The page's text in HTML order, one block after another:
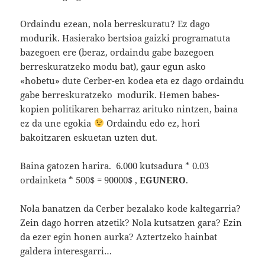
Ordaindu ezean, nola berreskuratu? Ez dago
modurik. Hasierako bertsioa gaizki programatuta
bazegoen ere (beraz, ordaindu gabe bazegoen
berreskuratzeko modu bat), gaur egun asko
«hobetu» dute Cerber-en kodea eta ez dago ordaindu
gabe berreskuratzeko modurik. Hemen babes-
kopien politikaren beharraz arituko nintzen, baina
ez da une egokia
Ordaindu edo ez, hori
bakoitzaren eskuetan uzten dut.
Baina gatozen harira. 6.000 kutsadura * 0.03
ordainketa * 500$ = 90000$ ,EGUNERO.
Nola banatzen da Cerber bezalako kode kaltegarria?
Zein dago horren atzetik? Nola kutsatzen gara? Ezin
da ezer egin honen aurka? Aztertzeko hainbat
galdera interesgarri…